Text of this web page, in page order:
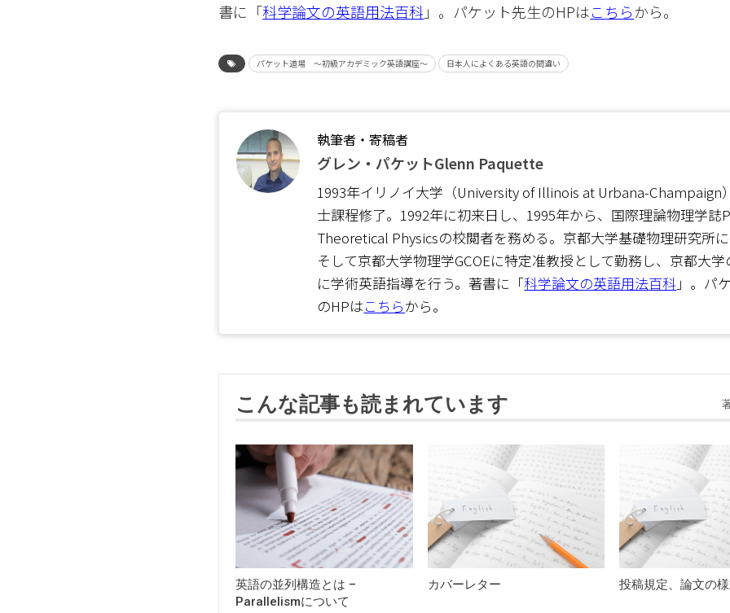
書に「科学論文の英語用法百科」。パケット先生のHPはこちらから。
パケット道場 ～初級アカデミック英語講座～ 日本人によくある英語の間違い
執筆者・寄稿者
グレン・パケットGlenn Paquette
1993年イリノイ大学（University of Illinois at Urbana-Champaign
士課程修了。1992年に初来日し、1995年から、国際理論物理学誌
Theoretical Physicsの校閲者を務める。京都大学基礎物理研究所に
そして京都大学物理学GCOEに特定准教授として勤務し、京都大
に学術英語指導を行う。著書に「科学論文の英語用法百科 」。パ
のHPはこちらから。
こんな記事も読まれています
英語の並列構造とは –
Parallelismについて
カバーレター 投稿規定、論文の